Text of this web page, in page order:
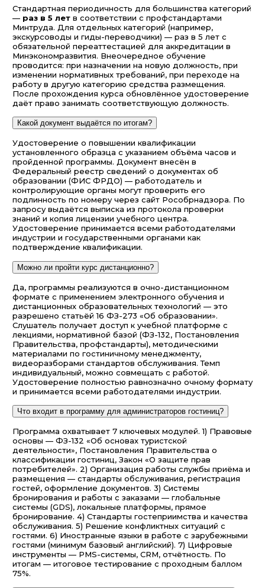
Стандартная периодичность для большинства категорий
— раз в 5 лет в соответствии с профстандартами
Минтруда. Для отдельных категорий (например,
экскурсоводы и гиды-переводчики) — раз в 5 лет с
обязательной переаттестацией для аккредитации в
Минэкономразвития. Внеочередное обучение
проводится: при назначении на новую должность, при
изменении нормативных требований, при переходе на
работу в другую категорию средства размещения.
После прохождения курса обновлённое удостоверение
даёт право занимать соответствующую должность.
Какой документ выдаётся по итогам?
Удостоверение о повышении квалификации
установленного образца с указанием объёма часов и
пройденной программы. Документ внесён в
Федеральный реестр сведений о документах об
образовании (ФИС ФРДО) — работодатель и
контролирующие органы могут проверить его
подлинность по номеру через сайт Рособрнадзора. По
запросу выдаётся выписка из протокола проверки
знаний и копия лицензии учебного центра.
Удостоверение принимается всеми работодателями
индустрии и государственными органами как
подтверждение квалификации.
Можно ли пройти курс дистанционно?
Да, программы реализуются в очно-дистанционном
формате с применением электронного обучения и
дистанционных образовательных технологий — это
разрешено статьёй 16 ФЗ-273 «Об образовании».
Слушатель получает доступ к учебной платформе с
лекциями, нормативной базой (ФЗ-132, Постановления
Правительства, профстандарты), методическими
материалами по гостиничному менеджменту,
видеоразборами стандартов обслуживания. Темп
индивидуальный, можно совмещать с работой.
Удостоверение полностью равнозначно очному формату
и принимается всеми работодателями индустрии.
Что входит в программу для администраторов гостиниц?
Программа охватывает 7 ключевых модулей. 1) Правовые
основы — ФЗ-132 «Об основах туристской
деятельности», Постановления Правительства о
классификации гостиниц, Закон «О защите прав
потребителей». 2) Организация работы службы приёма и
размещения — стандарты обслуживания, регистрация
гостей, оформление документов. 3) Системы
бронирования и работы с заказами — глобальные
системы (GDS), локальные платформы, прямое
бронирование. 4) Стандарты гостеприимства и качества
обслуживания. 5) Решение конфликтных ситуаций с
гостями. 6) Иностранные языки в работе с зарубежными
гостями (минимум базовый английский). 7) Цифровые
инструменты — PMS-системы, CRM, отчётность. По
итогам — итоговое тестирование с проходным баллом
75%.